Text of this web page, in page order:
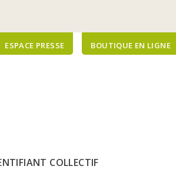
BOUTIQUE EN LIGNE
ESPACE PRESSE
COLLECTIF